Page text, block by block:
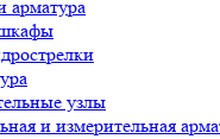
арматура
узлы
и измерительная